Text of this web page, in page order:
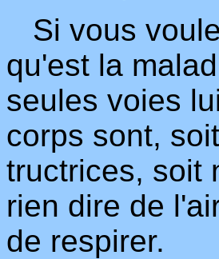
Si vous
qu'est la
seules voies
corps sont,
tructrices, soit
rien dire de
de respirer.